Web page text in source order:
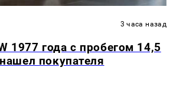
3 часа назад
1977 года с пробегом 14,5
покупателя